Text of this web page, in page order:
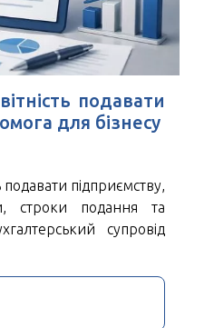
для заповнення
з
Угода
подавати
для бізнесу
подавати підприємству,
строки подання та
супровід